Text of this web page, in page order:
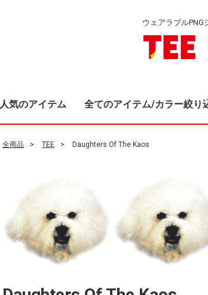
ウェアラブル
人気のアイテム 全てのアイテム/カラー絞り
全商品 TEE Daughters Of The Kaos